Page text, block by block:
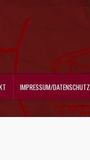
IMPRESSUM/DATENSCHUTZ